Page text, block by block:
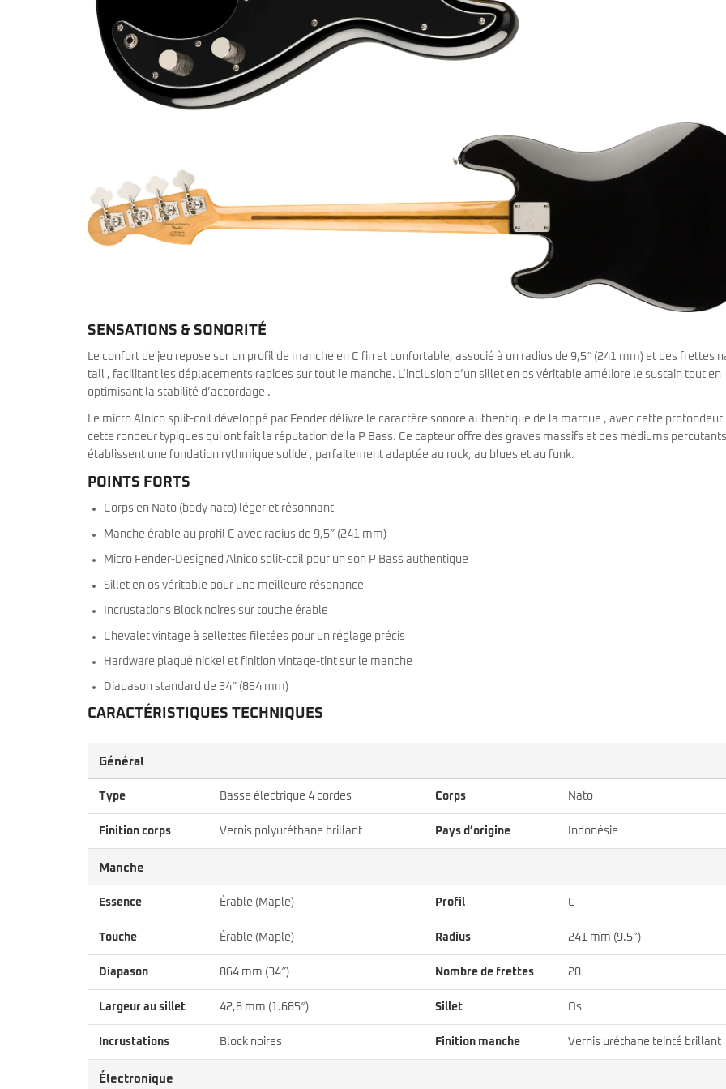
SENSATIONS & SONORITÉ
Le confort de jeu repose sur un profil de manche en C fin et confortable, associé à un radius de 9,5″ (241 mm) et des frettes
tall , facilitant les déplacements rapides sur tout le manche. L’inclusion d’un sillet en os véritable améliore le sustain tout en
optimisant la stabilité d’accordage .
Le micro Alnico split-coil développé par Fender délivre le caractère sonore authentique de la marque , avec cette profondeur
cette rondeur typiques qui ont fait la réputation de la P Bass. Ce capteur offre des graves massifs et des médiums
établissent une fondation rythmique solide , parfaitement adaptée au rock, au blues et au funk.
POINTS FORTS
Corps en Nato (body nato) léger et résonnant
Manche érable au profil C avec radius de 9,5″ (241 mm)
Micro Fender-Designed Alnico split-coil pour un son P Bass authentique
Sillet en os véritable pour une meilleure résonance
Incrustations Block noires sur touche érable
Chevalet vintage à sellettes filetées pour un réglage précis
Hardware plaqué nickel et finition vintage-tint sur le manche
Diapason standard de 34″ (864 mm)
CARACTÉRISTIQUES TECHNIQUES
Général
Type Basse électrique 4 cordes Corps Nato
Finition corps Vernis polyuréthane brillant Pays d’origine Indonésie
Manche
Essence Érable (Maple) Profil C
Touche Érable (Maple) Radius 241 mm (9.5″)
Diapason 864 mm (34″) Nombre de frettes 20
Largeur au sillet 42,8 mm (1.685″) Sillet Os
Incrustations Block noires Finition manche Vernis uréthane teinté brillant
Électronique